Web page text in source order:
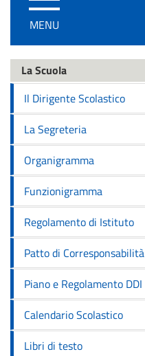
/
disattiva
navigazione
MENU
La Scuola
Il Dirigente Scolastico
La Segreteria
Organigramma
Funzionigramma
Regolamento di Istituto
Patto di Corresponsabilità
Piano e Regolamento DDI
Calendario Scolastico
Libri di testo